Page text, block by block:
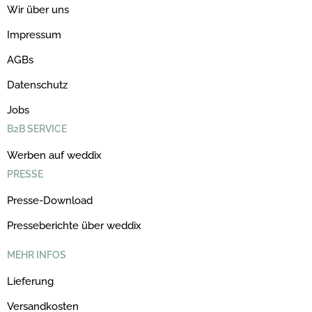
Wir über uns
Impressum
AGBs
Datenschutz
Jobs
B2B SERVICE
Werben auf weddix
PRESSE
Presse-Download
Presseberichte über weddix
MEHR INFOS
Lieferung
Versandkosten